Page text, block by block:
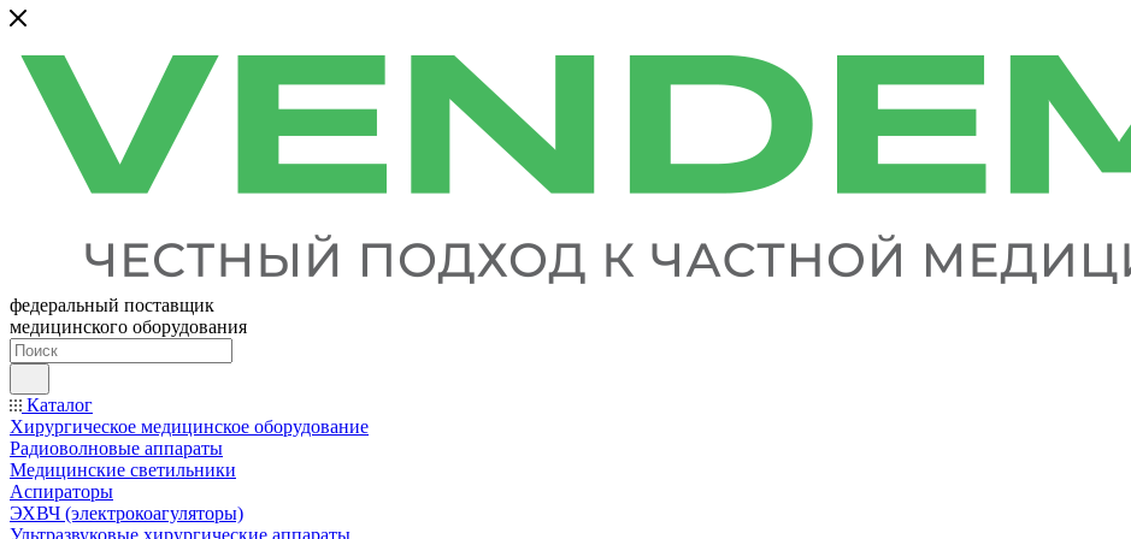
федеральный поставщик
медицинского оборудования
Каталог
Хирургическое медицинское оборудование
Радиоволновые аппараты
Медицинские светильники
Аспираторы
ЭХВЧ (электрокоагуляторы)
Ультразвуковые хирургические аппараты